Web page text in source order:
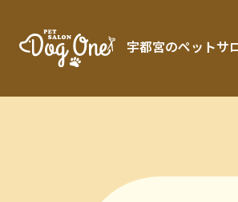
宇都宮のペットサ